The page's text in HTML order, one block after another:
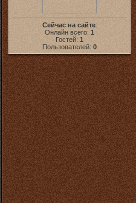
Сейчас на сайте:
Онлайн всего: 1
Гостей: 1
Пользователей: 0